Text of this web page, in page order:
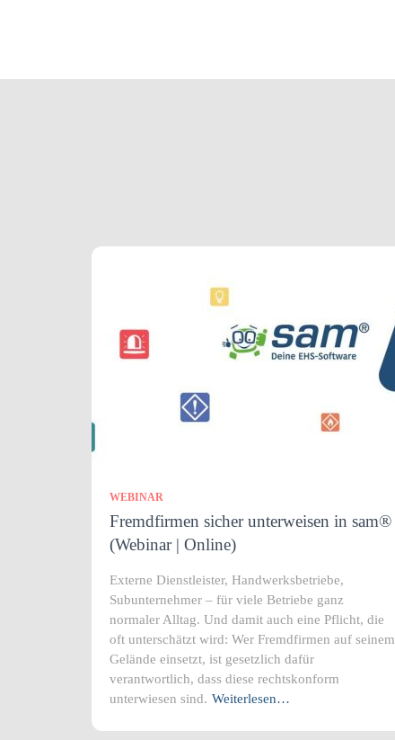
WEBINAR
Fremdfirmen sicher unterweisen in sam®
(Webinar | Online)
Externe Dienstleister, Handwerksbetriebe,
Subunternehmer – für viele Betriebe ganz
normaler Alltag. Und damit auch eine Pflicht, die
oft unterschätzt wird: Wer Fremdfirmen auf seinem
Gelände einsetzt, ist gesetzlich dafür
verantwortlich, dass diese rechtskonform
unterwiesen sind. Weiterlesen…